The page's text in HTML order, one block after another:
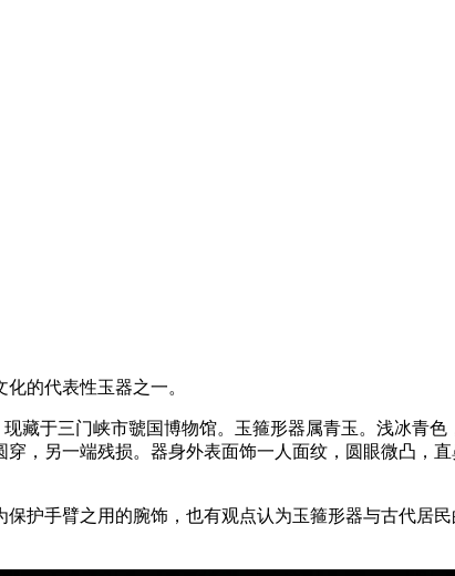
的代表性玉器之一。
于三门峡市虢国博物馆。玉箍形器属青玉。浅冰青色
，另一端残损。器身外表面饰一人面纹，圆眼微凸，
手臂之用的腕饰，也有观点认为玉箍形器与古代居